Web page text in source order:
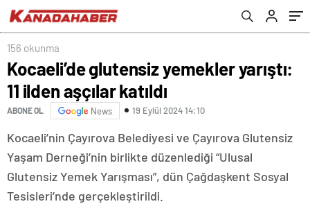
156 okunma
Kocaeli’de glutensiz yemekler yarıştı:
11 ilden aşçılar katıldı
ABONE OL News 19 Eylül 2024 14:10
Kocaeli’nin Çayırova Belediyesi ve Çayırova Glutensiz
Yaşam Derneği’nin birlikte düzenlediği “Ulusal
Glutensiz Yemek Yarışması”, dün Çağdaşkent Sosyal
Tesisleri’nde gerçekleştirildi.